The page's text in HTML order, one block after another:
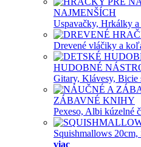
NAJMENŠÍCH
Uspavačky, Hrkálky a
Drevené vláčiky a
HUDOBNÉ
Gitary, Klávesy, Bicie
ZÁBAVNÉ KNIHY
Pexeso, Albi kúzelné
Squishmallows 20cm,
viac